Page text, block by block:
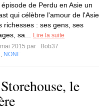
de Perdu en Asie un
qui célèbre l'amour de l'Asie
richesses : ses gens, ses
sa...
Lire la suite
2015 par
Bob37
NONE
le